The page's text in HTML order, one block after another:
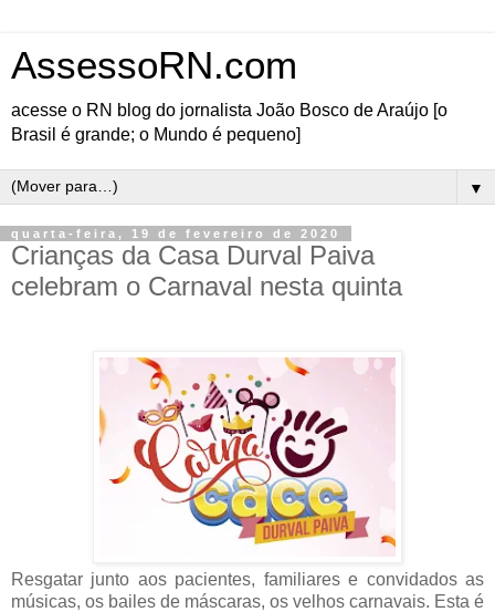
AssessoRN.com
acesse o RN blog do jornalista João Bosco de Araújo [o
Brasil é grande; o Mundo é pequeno]
▼
quarta-feira, 19 de fevereiro de 2020
Crianças da Casa Durval Paiva
celebram o Carnaval nesta quinta
Resgatar junto aos pacientes, familiares e convidados as
músicas, os bailes de máscaras, os velhos carnavais. Esta é